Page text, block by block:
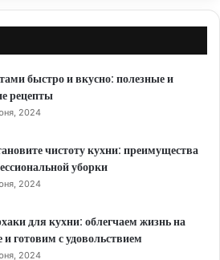
быстро и вкусно: полезные и
рецепты
2024
чистоту кухни: преимущества
уборки
2024
для кухни: облегчаем жизнь на
и готовим с удовольствием
2024